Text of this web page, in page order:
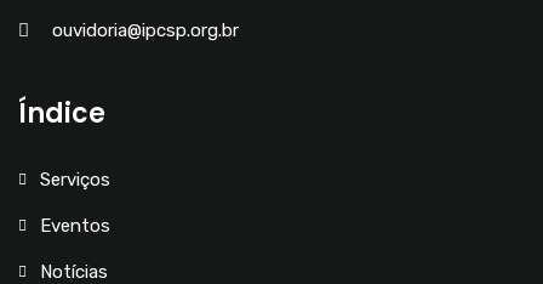
ouvidoria@ipcsp.org.br
Índice
Serviços
Eventos
Notícias